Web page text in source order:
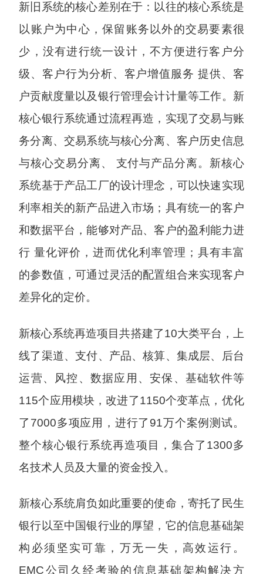
新旧系统的核心差别在于：以往的核心系统是
以账户为中心，保留账务以外的交易要素很
少，没有进行统一设计，不方便进行客户分
级、客户行为分析、客户增值服务 提供、客
户贡献度量以及银行管理会计计量等工作。新
核心银行系统通过流程再造，实现了交易与账
务分离、交易系统与核心分离、客户历史信息
与核心交易分离、 支付与产品分离。新核心
系统基于产品工厂的设计理念，可以快速实现
利率相关的新产品进入市场；具有统一的客户
和数据平台，能够对产品、客户的盈利能力进
行 量化评价，进而优化利率管理；具有丰富
的参数值，可通过灵活的配置组合来实现客户
差异化的定价。
新核心系统再造项目共搭建了10大类平台，上
线了渠道、支付、产品、核算、集成层、后台
运营、风控、数据应用、安保、基础软件等
115个应用模块，改进了1150个变革点，优化
了7000多项应用，进行了91万个案例测试。
整个核心银行系统再造项目，集合了1300多
名技术人员及大量的资金投入。
新核心系统肩负如此重要的使命，寄托了民生
银行以至中国银行业的厚望，它的信息基础架
构必须坚实可靠，万无一失，高效运行。
EMC公司久经考验的信息基础架构解决方